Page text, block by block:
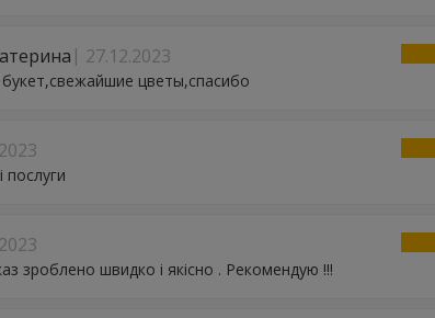
27.12.2023
цветы,спасибо
послуги
зроблено швидко і якісно . Рекомендую !!!